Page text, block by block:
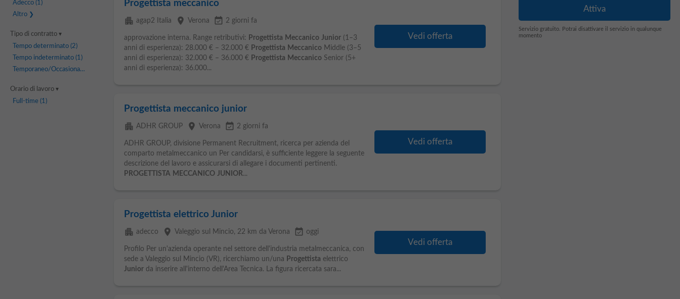
Adecco(1)
Altro
Tipo di contratto
Tempo determinato(2)
Tempo indeterminato(1)
Temporaneo/Occasionale
Orario di lavoro
Full-time(1)
Progettista meccanico
apartment agap2 Italia place Verona event_available 2 giorni fa
approvazione interna. Range retributivi: Progettista Meccanico Junior(1–3
anni di esperienza): 28.000 € – 32.000 € Progettista MeccanicoMiddle (3–5
anni di esperienza): 32.000 € – 36.000 € Progettista MeccanicoSenior (5+
anni di esperienza): 36.000...
Vedi offerta
Progettista meccanico junior
apartment ADHR GROUP place Verona event_available 2 giorni fa
ADHR GROUP, divisione Permanent Recruitment, ricerca per azienda del
comparto metalmeccanico un Per candidarsi, è sufficiente leggere la seguente
descrizione del lavoro e assicurarsi di allegare i documenti pertinenti.
PROGETTISTA MECCANICO JUNIOR...
Vedi offerta
Progettista elettrico Junior
apartment adecco place Valeggio sul Mincio, 22 km da Verona event_available oggi
Profilo Per un'azienda operante nel settore dell'industria metalmeccanica, con
sede a Valeggio sul Mincio (VR), ricerchiamo un/una Progettista elettrico
Juniorda inserire all'interno dell'Area Tecnica. La figura ricercata sara...
Vedi offerta
Servizio gratuito. Potrai disattivare il servizio in qualunque
momento